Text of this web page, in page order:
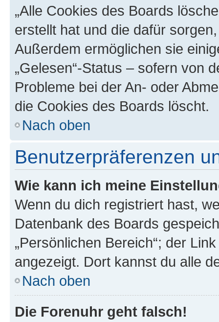
„Alle Cookies des Boards
erstellt hat und die dafür
Außerdem ermöglichen sie
„Gelesen“-Status – sofern von
Probleme bei der An- oder
die Cookies des Boards löscht.
Nach oben
Benutzerpräferenzen
Wie kann ich meine
Wenn du dich registriert hast,
Datenbank des Boards
„Persönlichen Bereich“; der
angezeigt. Dort kannst du alle
Nach oben
Die Forenuhr geht falsch!